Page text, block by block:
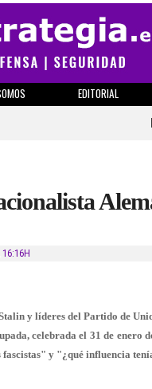
EDITORIAL
16:16H
y líderes del Partido de
celebrada el 31 de enero
y "¿qué influencia